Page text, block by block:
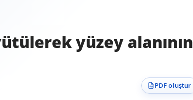
yüzey alanının
PDF oluştur